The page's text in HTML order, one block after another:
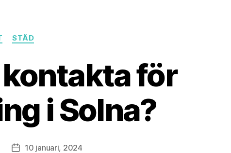
Kategorier
STÄD
för
i Solna?
Inläggsdatum
10 januari, 2024